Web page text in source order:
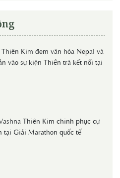
Thiên Kim đem văn hóa Nepal và
vào sự kiện Thiền trà kết nối tại
Thiên Kim chinh phục cự
tại Giải Marathon quốc tế